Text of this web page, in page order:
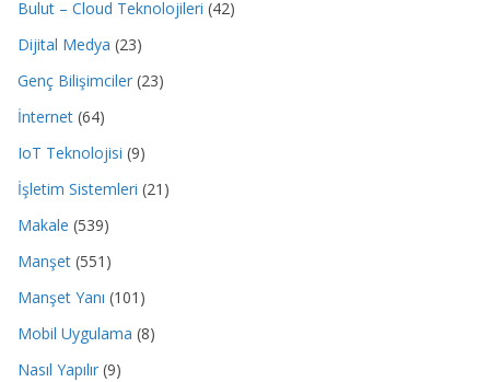
Bulut – Cloud Teknolojileri (42)
Dijital Medya (23)
Genç Bilişimciler (23)
İnternet (64)
IoT Teknolojisi (9)
İşletim Sistemleri (21)
Makale (539)
Manşet (551)
Manşet Yanı (101)
Mobil Uygulama (8)
Nasıl Yapılır (9)